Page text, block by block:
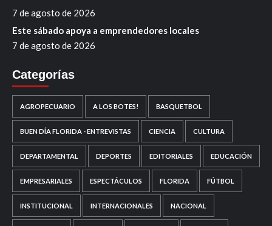
7 de agosto de 2026
Este sábado apoya a emprendedores locales
7 de agosto de 2026
Categorías
AGROPECUARIO A LOS BOTES! BASQUETBOL
BUEN DÍA FLORIDA - ENTREVISTAS CIENCIA CULTURA
DEPARTAMENTAL DEPORTES EDITORIALES EDUCACIÓN
EMPRESARIALES ESPECTÁCULOS FLORIDA FÚTBOL
INSTITUCIONAL INTERNACIONALES NACIONAL